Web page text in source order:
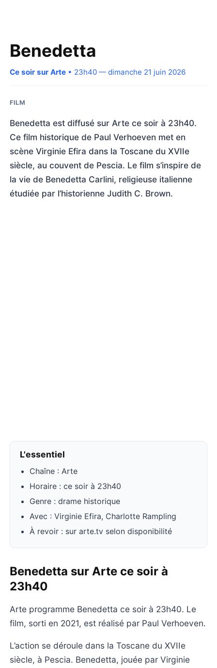
Benedetta
Ce soir sur Arte • 23h40 — dimanche 21 juin 2026
FILM
Benedetta est diffusé sur Arte ce soir à 23h40.
Ce film historique de Paul Verhoeven met en
scène Virginie Efira dans la Toscane du XVIIe
siècle, au couvent de Pescia. Le film s’inspire de
la vie de Benedetta Carlini, religieuse italienne
étudiée par l’historienne Judith C. Brown.
L'essentiel
Chaîne : Arte
Horaire : ce soir à 23h40
Genre : drame historique
Avec : Virginie Efira, Charlotte Rampling
À revoir : sur arte.tv selon disponibilité
Benedetta sur Arte ce soir à
23h40
Arte programme Benedetta ce soir à 23h40. Le
film, sorti en 2021, est réalisé par Paul Verhoeven.
L’action se déroule dans la Toscane du XVIIe
siècle, à Pescia. Benedetta, jouée par Virginie